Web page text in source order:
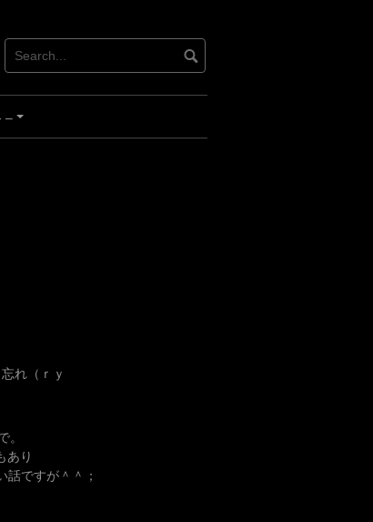
+
–
れ（ｒｙ
。
あり
ですが＾＾；